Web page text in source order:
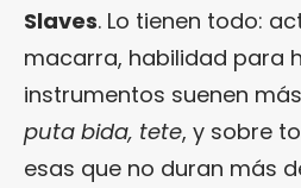
Slaves. Lo tienen todo:
macarra, habilidad para
instrumentos suenen
puta bida, tete, y sobre
esas que no duran más